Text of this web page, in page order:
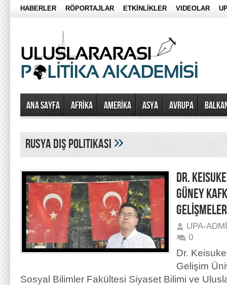
HABERLER RÖPORTAJLAR ETKİNLİKLER VIDEOLAR
Ana Sayfa AFRİKA AMERİKA ASYA AVRUPA
rusya dış politikası»
DR.
GÜNEY
GELİŞMELER
UPA-
0
Dr.
Gelişim
Sosyal Bilimler Fakültesi Siyaset Bilimi ve